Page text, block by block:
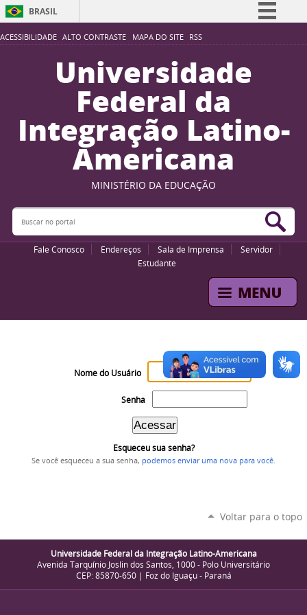
ACESSIBILIDADE ALTO CONTRASTE MAPA DO SITE RSS
BRASIL
Simplifique!
Participe
Acesso à informação
Legislação
Canais
Universidade
Federal da
Integração Latino-
Americana
MINISTÉRIO DA EDUCAÇÃO
Buscar no portal
Fale Conosco Endereços Sala de Imprensa
Servidor
Estudante
Nome do Usuário
Senha
Esqueceu sua senha?
Se você esqueceu a sua senha, podemos enviar uma nova para você.
Voltar para o topo
Universidade Federal da Integração Latino-Americana
Avenida Tarquínio Joslin dos Santos, 1000 - Polo Universitário
CEP: 85870-650 | Foz do Iguaçu - Paraná